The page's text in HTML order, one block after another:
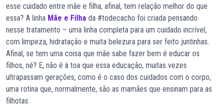
esse cuidado entre mãe e filha, afinal, tem relação melhor do que
essa? A linha Mãe e Filha da #todecacho foi criada pensando
nesse tratamento – uma linha completa para um cuidado incrível,
com limpeza, hidratação e muita belezura para ser feito juntinhas.
Afinal, se tem uma coisa que mãe sabe fazer bem é educar os
filhos, né? E, não é à toa que essa educação, muitas vezes
ultrapassam gerações, como é o caso dos cuidados com o corpo,
uma rotina que, normalmente, são as mamães que ensinam para as
filhotas.